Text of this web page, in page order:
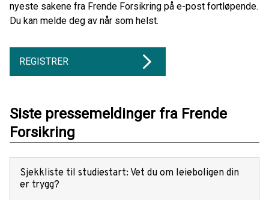
nyeste sakene fra Frende Forsikring på e-post fortløpende.
Du kan melde deg av når som helst.
REGISTRER
Siste pressemeldinger fra Frende
Forsikring
Sjekkliste til studiestart: Vet du om leieboligen din
er trygg?